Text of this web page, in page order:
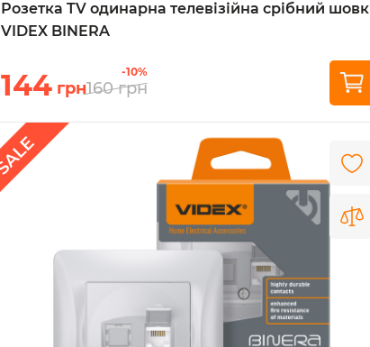
Розетка TV одинарна телевізійна срібний шовк
VIDEX BINERA
144 грн
-10%
160 грн